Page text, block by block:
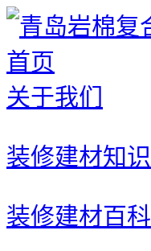
首页
关于我们
装修建材知识
装修建材百科